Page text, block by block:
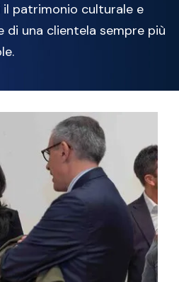
il patrimonio culturale e
una clientela sempre più